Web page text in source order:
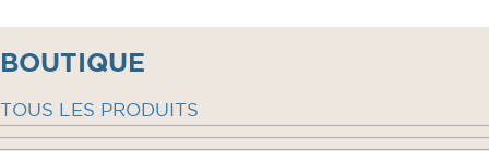
BOUTIQUE
TOUS LES PRODUITS